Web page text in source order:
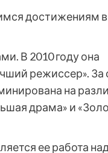
достижениям в
В 2010 году она
режиссер». За
на
драма» и
ее работа